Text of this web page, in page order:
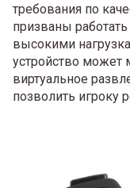
требования по
призваны
высокими
устройство может
виртуальное
позволить игроку